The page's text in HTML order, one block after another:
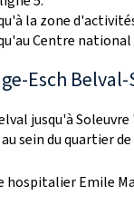
la zone
Centre national
Esch
jusqu'à Soleuvre
sein du quartier
hospitalier Emile